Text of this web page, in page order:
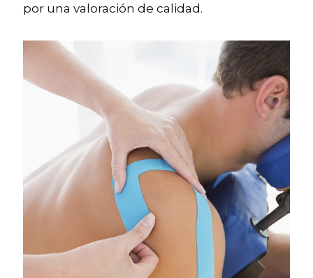
por una valoración de calidad.